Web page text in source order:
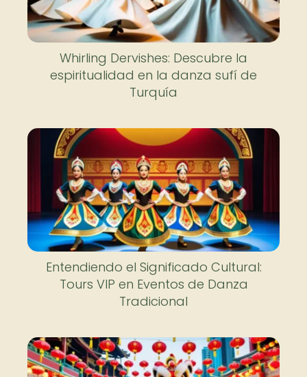
Whirling Dervishes: Descubre la
espiritualidad en la danza sufí de
Turquía
Entendiendo el Significado Cultural:
Tours VIP en Eventos de Danza
Tradicional